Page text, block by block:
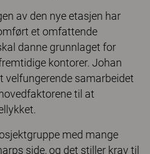
av den nye etasjen har
et omfattende
danne grunnlaget for
kontorer. Johan
velfungerende samarbeidet
til at
med mange
side, og det stiller krav til